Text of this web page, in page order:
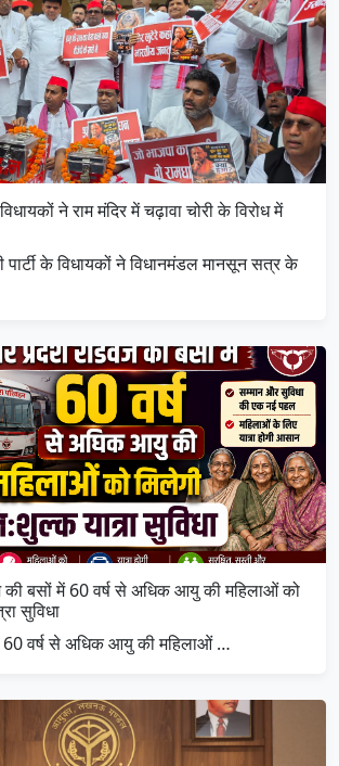
ने राम मंदिर में चढ़ावा चोरी के विरोध में
के विधायकों ने विधानमंडल मानसून सत्र के
की बसों में 60 वर्ष से अधिक आयु की महिलाओं को
सुविधा
वर्ष से अधिक आयु की महिलाओं …